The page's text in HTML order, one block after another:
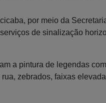
por meio da
de sinalização
a pintura de legendas
zebrados, faixas